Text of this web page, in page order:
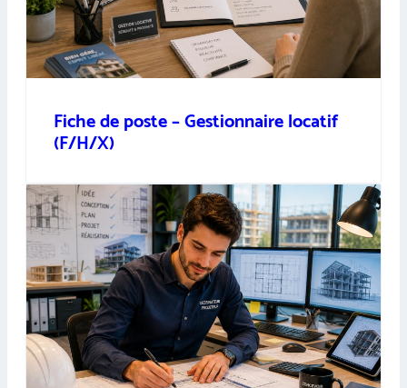
Fiche de poste – Gestionnaire locatif
(F/H/X)